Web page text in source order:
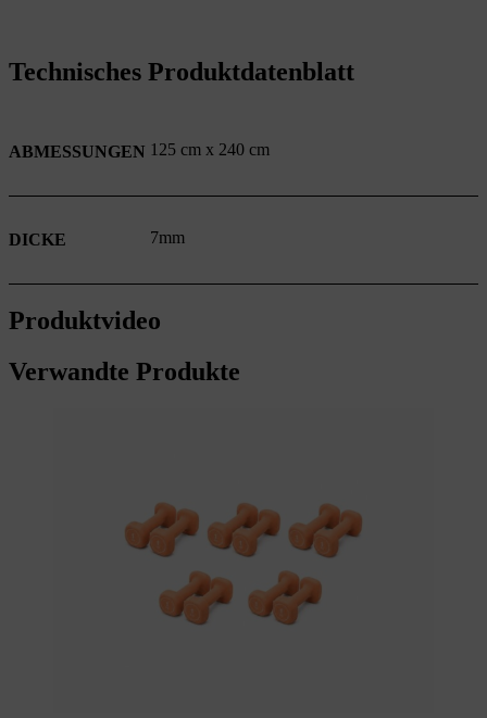
Technisches Produktdatenblatt
ABMESSUNGEN 125 cm x 240 cm
DICKE 7mm
Produktvideo
Verwandte Produkte